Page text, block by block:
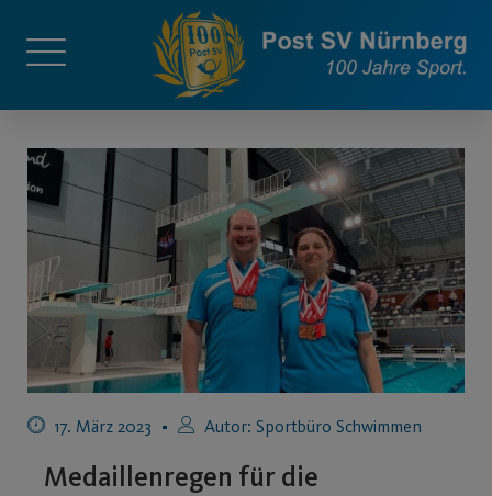
17. März 2023 Autor: Sportbüro Schwimmen
Medaillenregen für die